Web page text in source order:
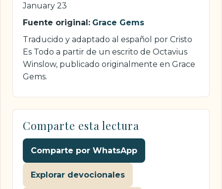
January 23
Fuente original: Grace Gems
Traducido y adaptado al español por Cristo
Es Todo a partir de un escrito de Octavius
Winslow, publicado originalmente en Grace
Gems.
Comparte esta lectura
Comparte por WhatsApp
Explorar devocionales